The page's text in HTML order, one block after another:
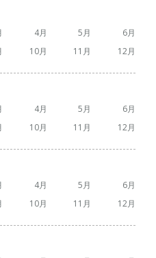
4 5
6
10 11 12
4 5
6
10 11 12
4 5
6
10 11 12